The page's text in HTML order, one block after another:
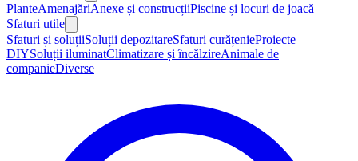
PlanteAmenajăriAnexe și construcțiiPiscine și locuri de joacă
Sfaturi utile
Sfaturi și soluțiiSoluții depozitareSfaturi curățenieProiecte
DIYSoluții iluminatClimatizare și încălzireAnimale de
companieDiverse